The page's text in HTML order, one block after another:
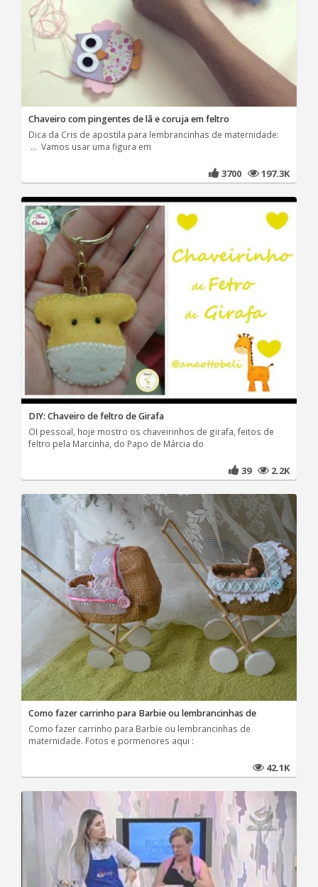
Chaveiro com pingentes de lã e coruja em feltro
Dica da Cris de apostila para lembrancinhas de maternidade:
... Vamos usar uma figura em
3700 197.3K
DIY: Chaveiro de feltro de Girafa
OI pessoal, hoje mostro os chaveirinhos de girafa, feitos de
feltro pela Marcinha, do Papo de Márcia do
39 2.2K
Como fazer carrinho para Barbie ou lembrancinhas de
Como fazer carrinho para Barbie ou lembrancinhas de
maternidade. Fotos e pormenores aqui :
42.1K